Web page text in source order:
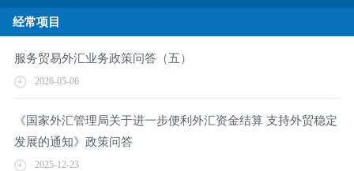
经常项目
服务贸易外汇业务政策问答（五）
2026-05-06
《国家外汇管理局关于进一步便利外汇资金结算 支持外贸稳定
发展的通知》政策问答
2025-12-23